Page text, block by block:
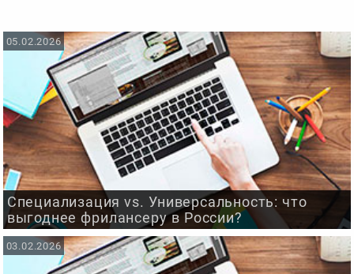
Специализация vs. Универсальность: что
выгоднее фрилансеру в России?
05.02.2026
03.02.2026